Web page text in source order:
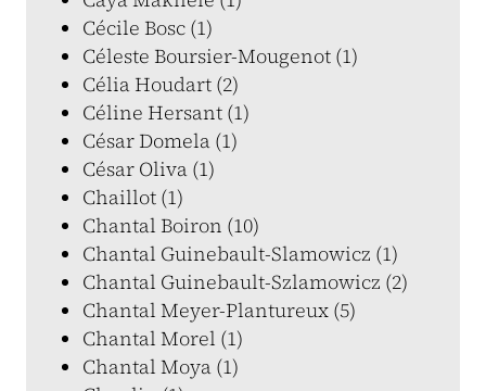
Cécile Bosc (1)
Céleste Boursier-Mougenot (1)
Célia Houdart (2)
Céline Hersant (1)
César Domela (1)
César Oliva (1)
Chaillot (1)
Chantal Boiron (10)
Chantal Guinebault-Slamowicz (1)
Chantal Guinebault-Szlamowicz (2)
Chantal Meyer-Plantureux (5)
Chantal Morel (1)
Chantal Moya (1)